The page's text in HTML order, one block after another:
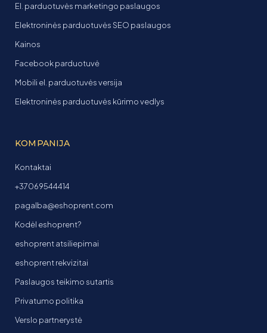
El. parduotuvės marketingo paslaugos
Elektroninės parduotuvės SEO paslaugos
Kainos
Facebook parduotuvė
Mobili el. parduotuvės versija
Elektroninės parduotuvės kūrimo vedlys
KOMPANIJA
Kontaktai
+37069544414
pagalba@eshoprent.com
Kodėl eshoprent?
eshoprent atsiliepimai
eshoprent rekvizitai
Paslaugos teikimo sutartis
Privatumo politika
Verslo partnerystė